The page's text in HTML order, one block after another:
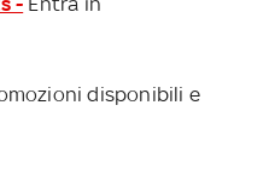
disponibili e